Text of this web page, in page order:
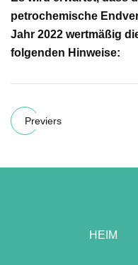
petrochemische
Jahr 2022 wertmäßig
folgenden Hinweise:
Previers
HEIM